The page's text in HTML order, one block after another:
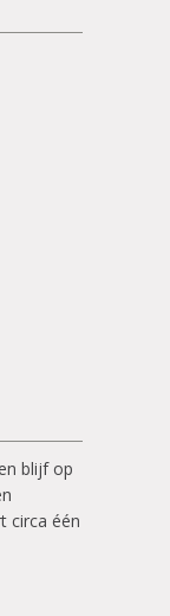
blijf op
circa één